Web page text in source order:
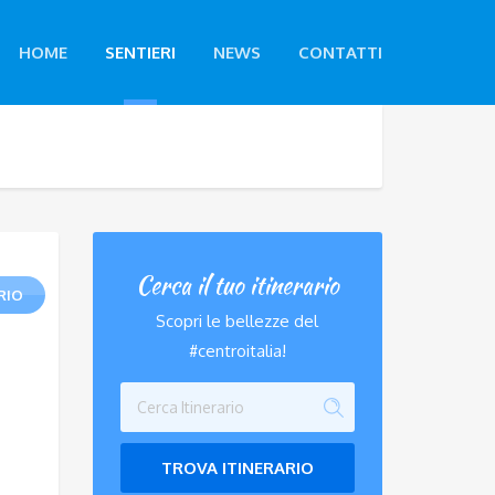
HOME SENTIERI NEWS CONTATTI
Cerca il tuo itinerario
Scopri le bellezze del
#centroitalia!
TROVA ITINERARIO